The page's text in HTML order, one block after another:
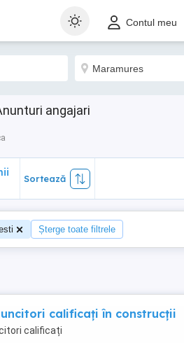
Contul meu
angajari
Sortează
Șterge toate filtrele
calificați în construcții
calificați